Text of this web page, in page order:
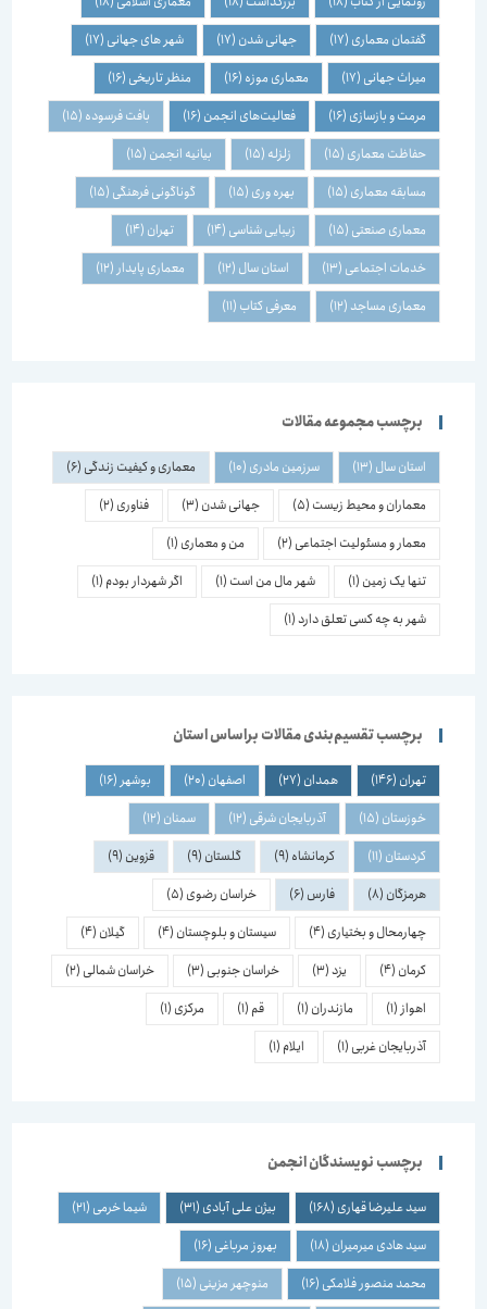
گفتمان معماری(17) جهانی شدن(17) شهر های جهانی(17)
میراث جهانی(17) معماری موزه(16) منظر تاریخی(16)
مرمت و بازسازی(16) فعالیت‌های انجمن(16) بافت فرسوده(15)
حفاظت معماری(15) زلزله(15) بیانیه انجمن(15)
مسابقه معماری(15) بهره وری(15) گوناگونی فرهنگی(15)
معماری صنعتی(15) زیبایی شناسی(14) تهران(14)
خدمات اجتماعی(13) استان سال(12) معماری پایدار(12)
معماری مساجد(12) معرفی کتاب(11)
برچسب مجموعه مقالات
استان سال(13) سرزمین مادری(10) معماری و کیفیت زندگی(6)
معماران و محیط زیست(5) جهانی شدن(3) فناوری(2)
معمار و مسئولیت اجتماعی(2) من و معماری(1)
تنها یک زمین(1) شهر مال من است(1) اگر شهردار بودم(1)
شهر به چه کسی تعلق دارد(1)
برچسب تقسیم‌بندی مقالات براساس استان
تهران(146) همدان(27) اصفهان(20) بوشهر(16)
خوزستان(15) آذربایجان شرقی(12) سمنان(12)
کردستان(11) کرمانشاه(9) گلستان(9) قزوین(9)
هرمزگان(8) فارس(6) خراسان رضوی(5)
چهارمحال و بختیاری(4) سیستان و بلوچستان(4) گیلان(4)
کرمان(4)
(3) خراسان جنوبی(3) خراسان شمالی(2)
اهواز(1) مازندران(1)
(1) مرکزی(1)
آذربایجان غربی(1) ایلام(1)
برچسب نویسندگان انجمن
سید علیرضا قهاری(168) بیژن علی آبادی(31) شیما خرمی(21)
سید هادی میرمیران(18) بهروز مرباغی(16)
محمد منصور فلامکی(16) منوچهر مزینی(15)